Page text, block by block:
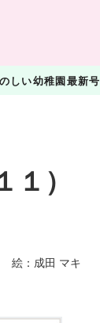
しい幼稚園最新号
１）
：成田 マキ